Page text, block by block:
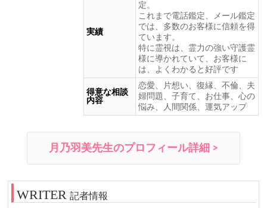
実績
定。
これまで電話鑑定、メール鑑定
では、多数のお客様に信頼を得
ています。
特に霊視は、霊力の強い守護霊
様に導かれていて、お客様に
は、よくわかると好評です
得意な相談
内容
恋愛、片想い、復縁、不倫、夫
婦問題、子育て、お仕事、心の
悩み、人間関係、運気アップ
月乃羽美先生のプロフィール詳細 >
記者情報